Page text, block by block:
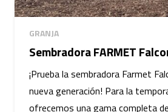
GRANJA
Sembradora FARMET
¡Prueba la sembradora Farmet
nueva generación! Para la
ofrecemos una gama completa